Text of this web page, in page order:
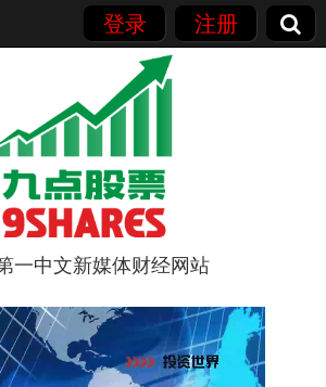
登录 注册
一中文新媒体财经网站